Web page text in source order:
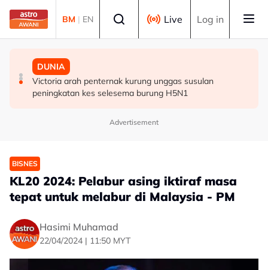
Skip to main content
BM | EN Live Log in
BISNES
Selangor umum RS-2, sasar nilai ekonomi RM600 bilion
menjelang 2030 - Amirudin
POLITIK
Abdul Hadi dakwa Bersatu terkeluar PN, Azmin
tegaskan masih anggota sah
DUNIA
Victoria arah penternak kurung unggas susulan
peningkatan kes selesema burung H5N1
Advertisement
BISNES
KL20 2024: Pelabur asing iktiraf masa
tepat untuk melabur di Malaysia - PM
Hasimi Muhamad
22/04/2024 | 11:50 MYT